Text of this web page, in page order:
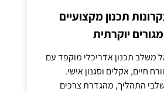
תכנון מקצועיים
יוקרתית
משלב תכנון אדריכלי מוקפד עם
חיים, אקלים וסגנון אישי.
התהליך, מהגדרת צרכים